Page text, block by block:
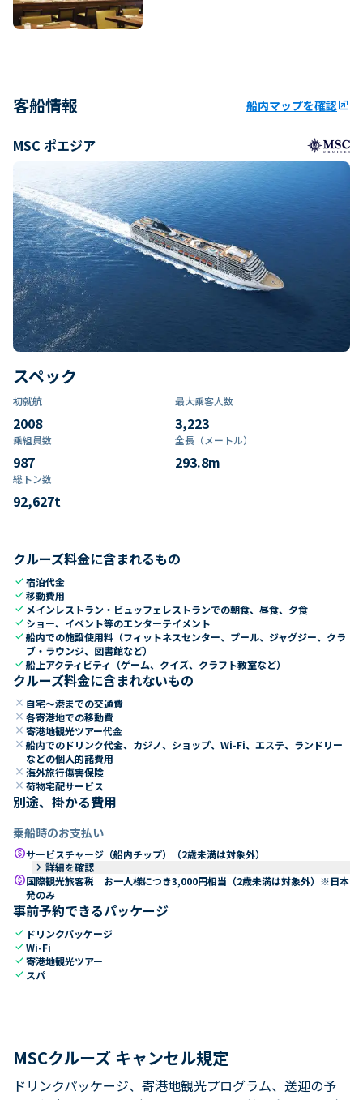
客船情報 船内マップを確認ungroup
MSC ポエジア
スペック
初就航
2008
最大乗客人数
3,223
乗組員数​
987
全長（メートル）
293.8m
総トン数​
92,627t
クルーズ料金に含まれるもの
check宿泊代金
check移動費用
check メインレストラン・ビュッフェレストランでの朝食、昼食、夕食
check ショー、イベント等のエンターテイメント
check船内での施設使用料（フィットネスセンター、プール、ジャグジー、クラ
ブ・ラウンジ、図書館など）
check船上アクティビティ（ゲーム、クイズ、クラフト教室など）
クルーズ料金に含まれないもの
close 自宅～港までの交通費
close 各寄港地での移動費
close 寄港地観光ツアー代金
close 船内でのドリンク代金、カジノ、ショップ、Wi-Fi、エステ、ランドリー
などの個人的諸費用
close 海外旅行傷害保険
close 荷物宅配サービス
別途、掛かる費用
乗船時のお支払い
paidサービスチャージ（船内チップ）（2歳未満は対象外）
keyboard_arrow_right 詳細を確認
paid国際観光旅客税 お一人様につき3,000円相当（2歳未満は対象外）※日本
発のみ
事前予約できるパッケージ
check ドリンクパッケージ
checkWi-Fi
check寄港地観光ツアー
check スパ
MSCクルーズ キャンセル規定
ドリンクパッケージ、寄港地観光プログラム、送迎の予